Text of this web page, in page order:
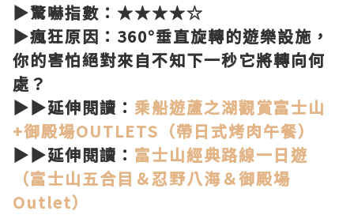
▶驚嚇指數：★★★★☆
▶瘋狂原因：360°垂直旋轉的遊樂設施，
你的害怕絕對來自不知下一秒它將轉向何
處？
▶▶延伸閱讀： 乘船遊蘆之湖觀賞富士山
+御殿場OUTLETS（帶日式烤肉午餐）
▶▶延伸閱讀： 富士山經典路線一日遊
（富士山五合目＆忍野八海＆御殿場
Outlet）